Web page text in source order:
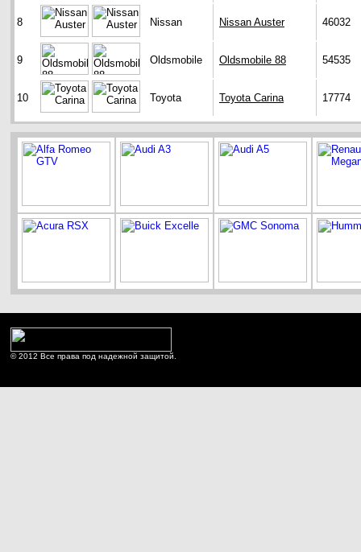
8 Nissan Nissan Auster 46032
9 Oldsmobile Oldsmobile 88 54535
10 Toyota Toyota Carina 17774
© 2012 Все права под надежной защитой.